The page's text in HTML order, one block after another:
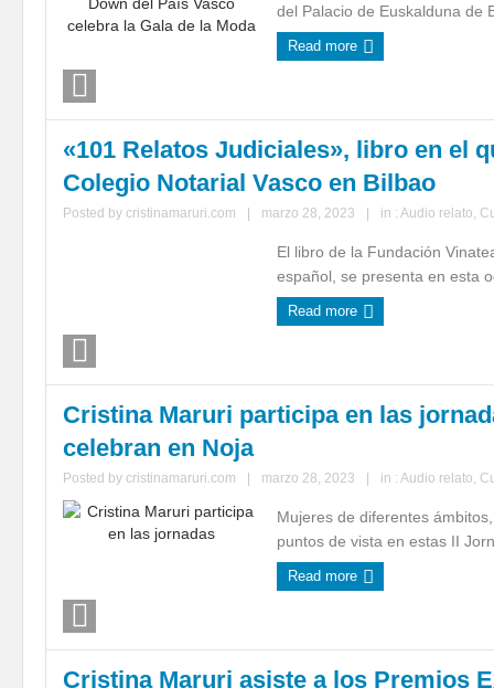
del Palacio de Euskalduna de
Read more
«101 Relatos Judiciales», libro en el
Colegio Notarial Vasco en Bilbao
Posted by cristinamaruri.com marzo 28, 2023 in : Audio relato,
El libro de la Fundación
español, se presenta en esta
Read more
Cristina Maruri participa en las
celebran en Noja
Posted by cristinamaruri.com marzo 28, 2023 in : Audio relato,
Mujeres de diferentes
puntos de vista en estas II
Read more
Cristina Maruri asiste a los Premios